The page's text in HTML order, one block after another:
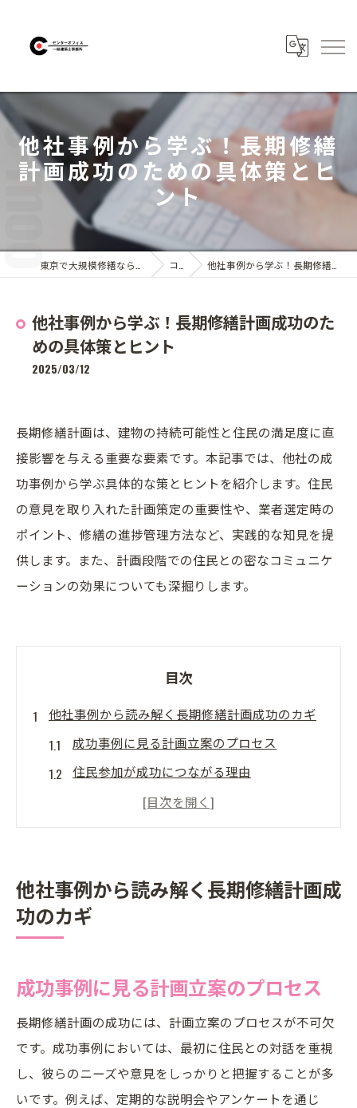
他社事例から学ぶ！長期修繕
計画成功のための具体策とヒ
ント
コラム 他社事例から学ぶ！長期修繕計画成功のための具体策とヒント
他社事例から学ぶ！長期修繕計画成功のた
めの具体策とヒント
2025/03/12
長期修繕計画は、建物の持続可能性と住民の満足度に直
接影響を与える重要な要素です。本記事では、他社の成
功事例から学ぶ具体的な策とヒントを紹介します。住民
の意見を取り入れた計画策定の重要性や、業者選定時の
ポイント、修繕の進捗管理方法など、実践的な知見を提
供します。また、計画段階での住民との密なコミュニケ
ーションの効果についても深掘りします。
目次
他社事例から読み解く長期修繕計画成功のカギ
成功事例に見る計画立案のプロセス
住民参加が成功につながる理由
他社の実例から学ぶ計画の柔軟性
リスク管理と成功事例の教訓
住民の声を活かす長期修繕計画の具体策
住民満足度を高めるための具体的な取り組
み
計画の透明性を保つための情報共有
住民ニーズを反映した計画の事例
他社事例から読み解く長期修繕計画成
功のカギ
成功事例に見る計画立案のプロセス
長期修繕計画の成功には、計画立案のプロセスが不可欠
です。成功事例においては、最初に住民との対話を重視
し、彼らのニーズや意見をしっかりと把握することが多
いです。例えば、定期的な説明会やアンケートを通じ